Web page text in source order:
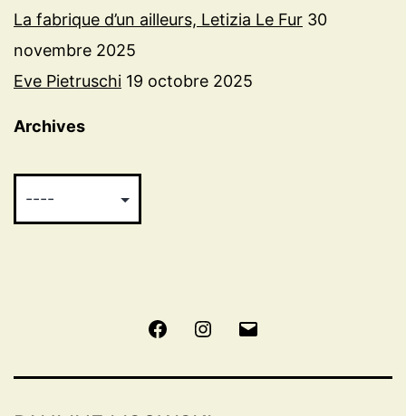
La fabrique d’un ailleurs, Letizia Le Fur 30
novembre 2025
Eve Pietruschi 19 octobre 2025
Archives
FacebookInstagram